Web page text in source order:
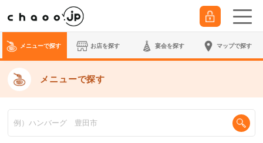
メニューで探す お店を探す 宴会を探す マップで探す
メニューで探す